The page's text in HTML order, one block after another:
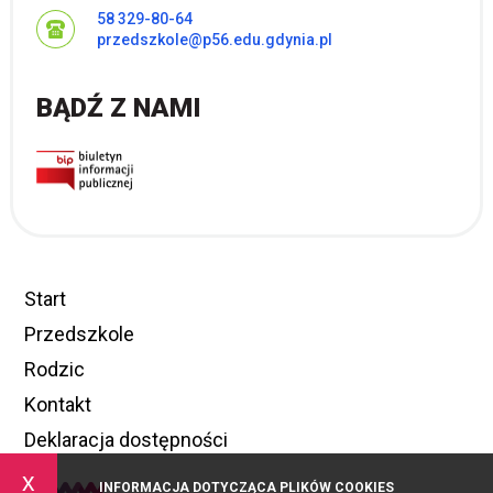
x INFORMACJA DOTYCZĄCA PLIKÓW COOKIES
58 329-80-64
przedszkole@p56.edu.gdynia.pl
BĄDŹ Z NAMI
Start
Przedszkole
Rodzic
Kontakt
Deklaracja dostępności